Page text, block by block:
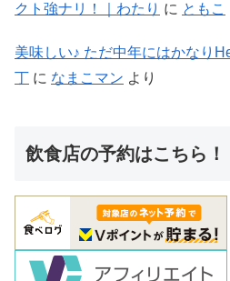
クト強ナリ！｜わたり に ともこ
美味しい♪ ただ中年にはかなり
丁 に なまこマン より
飲食店の予約はこちら！